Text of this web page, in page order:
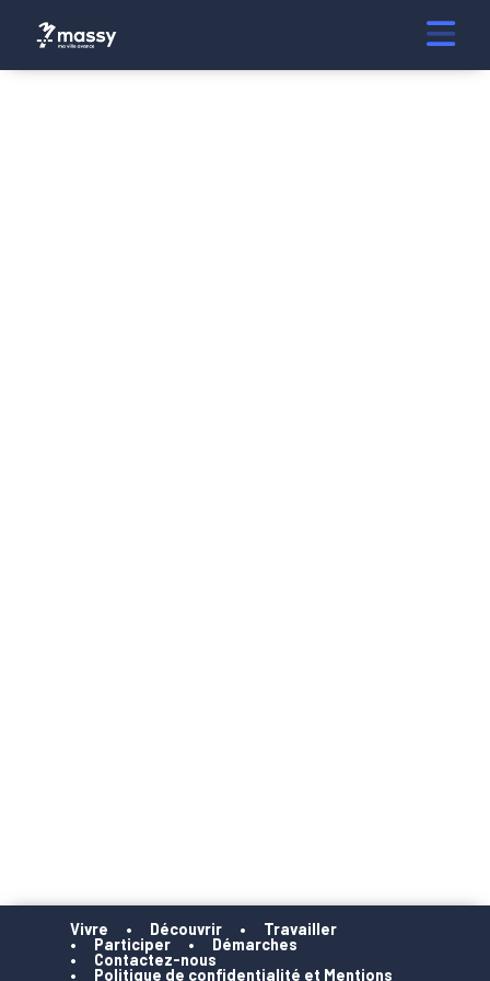
Vivre Découvrir
Travailler
Participer
Démarches
Contactez-nous
Politique de confidentialité et Mentions